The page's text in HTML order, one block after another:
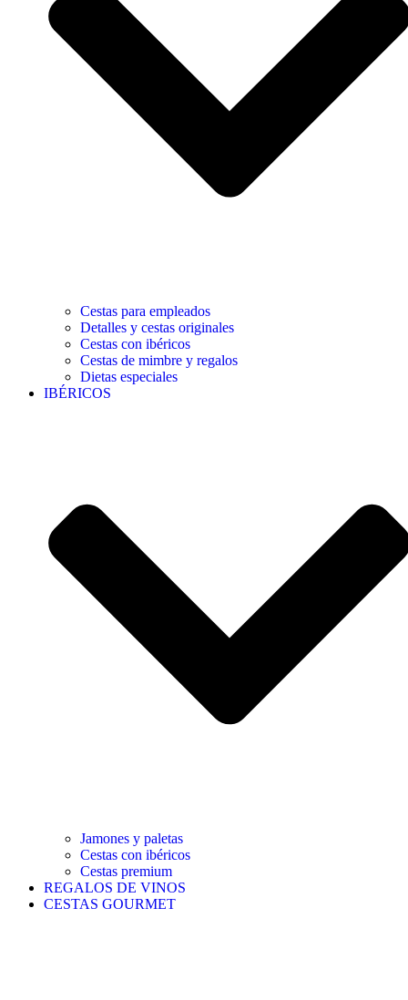
Cestas para empleados
Detalles y cestas originales
Cestas con ibéricos
Cestas de mimbre y regalos
Dietas especiales
IBÉRICOS
Jamones y paletas
Cestas con ibéricos
Cestas premium
REGALOS DE VINOS
CESTAS GOURMET